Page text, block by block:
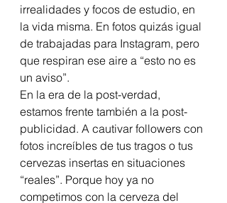
irrealidades y focos de estudio, en
la vida misma. En fotos quizás igual
de trabajadas para Instagram, pero
que respiran ese aire a “esto no es
un aviso”.
En la era de la post-verdad,
estamos frente también a la post-
publicidad. A cautivar followers con
fotos increíbles de tus tragos o tus
cervezas insertas en situaciones
“reales”. Porque hoy ya no
competimos con la cerveza del